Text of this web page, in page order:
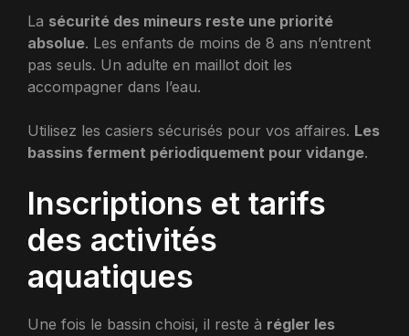
La sécurité des mineurs reste une priorité
absolue. Les enfants de moins de 8 ans n’entrent
pas seuls. Un adulte en maillot doit les
accompagner dans l’eau.
Utilisez les casiers sécurisés pour vos affaires. Les
bassins ferment périodiquement pour vidange.
Inscriptions et tarifs
des activités
aquatiques
Une fois le bassin choisi, il reste à régler les